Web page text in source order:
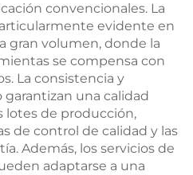
convencionales. La
evidente en
gran volumen, donde la
se compensa con
La consistencia y
una calidad
lotes de producción,
de control de calidad y las
Además, los servicios de
adaptarse a una